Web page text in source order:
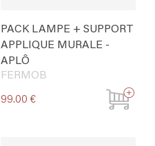
PACK LAMPE + SUPPORT
APPLIQUE MURALE -
APLÔ
FERMOB
99.00 €